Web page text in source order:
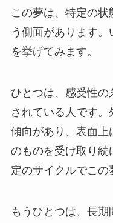
この夢は、特定の
う側面があります
を挙げてみます。
ひとつは、感受性の
されている人です
傾向があり、表面上
のものを受け取り続
定のサイクルでこの
もうひとつは、長